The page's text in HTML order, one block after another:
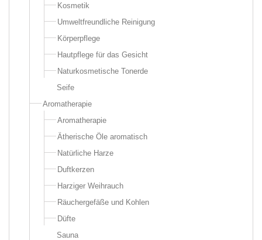
Kosmetik
Umweltfreundliche Reinigung
Körperpflege
Hautpflege für das Gesicht
Naturkosmetische Tonerde
Seife
Aromatherapie
Aromatherapie
Ätherische Öle aromatisch
Natürliche Harze
Duftkerzen
Harziger Weihrauch
Räuchergefäße und Kohlen
Düfte
Sauna